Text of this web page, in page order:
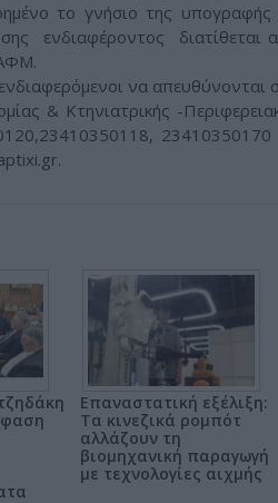
το γνήσιο της
ενδιαφέροντος διατίθεται
να απευθύνονται
& Κτηνιατρικής -
Επαναστατική εξέλιξη:
Τα κινεζικά ρομπότ
αλλάζουν τη
βιομηχανική παραγωγή
με τεχνολογίες αιχμής